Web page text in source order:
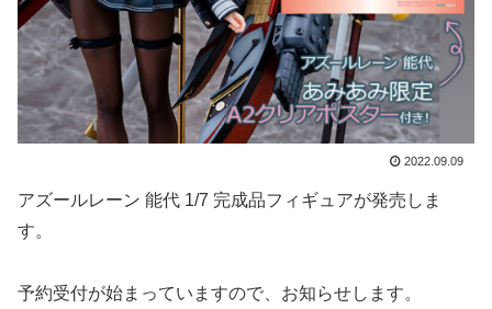
2022.09.09
アズールレーン 能代 1/7 完成品フィギュアが発売しま
す。
予約受付が始まっていますので、お知らせします。